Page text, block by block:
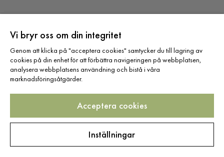
Sortiment
Följ oss
Vi bryr oss om din integritet
Genom att klicka på "acceptera cookies" samtycker du till lagring av
cookies på din enhet för att förbättra navigeringen på webbplatsen,
analysera webbplatsens användning och bistå i våra
marknadsföringsåtgärder.
Acceptera cookies
Inställningar